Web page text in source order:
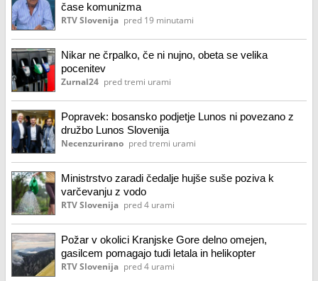
čase komunizma
RTV Slovenija pred 19 minutami
Nikar ne črpalko, če ni nujno, obeta se velika
pocenitev
Zurnal24 pred tremi urami
Popravek: bosansko podjetje Lunos ni povezano z
družbo Lunos Slovenija
Necenzurirano pred tremi urami
Ministrstvo zaradi čedalje hujše suše poziva k
varčevanju z vodo
RTV Slovenija pred 4 urami
Požar v okolici Kranjske Gore delno omejen,
gasilcem pomagajo tudi letala in helikopter
RTV Slovenija pred 4 urami